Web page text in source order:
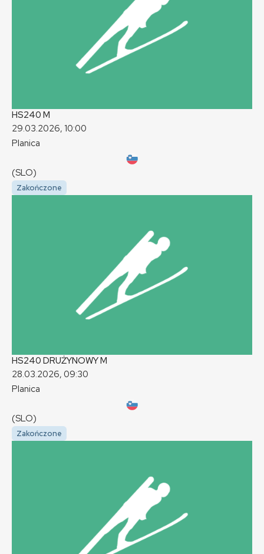
HS240 M
29.03.2026, 10:00
Planica
(SLO)
Zakończone
HS240 DRUŻYNOWYM
28.03.2026, 09:30
Planica
(SLO)
Zakończone